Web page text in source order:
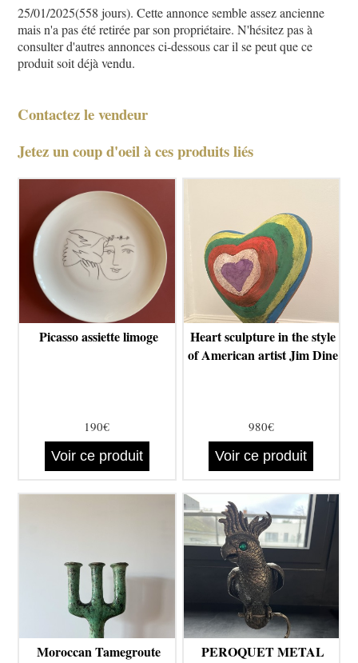
25/01/2025(558 jours). Cette annonce semble assez ancienne
mais n'a pas été retirée par son propriétaire. N'hésitez pas à
consulter d'autres annonces ci-dessous car il se peut que ce
produit soit déjà vendu.
Contactez le vendeur
Jetez un coup d'oeil à ces produits liés
Picasso assiette limoge
190€
Voir ce produit
Heart sculpture in the style
of American artist Jim Dine
980€
Voir ce produit
Moroccan Tamegroute
PEROQUET METAL